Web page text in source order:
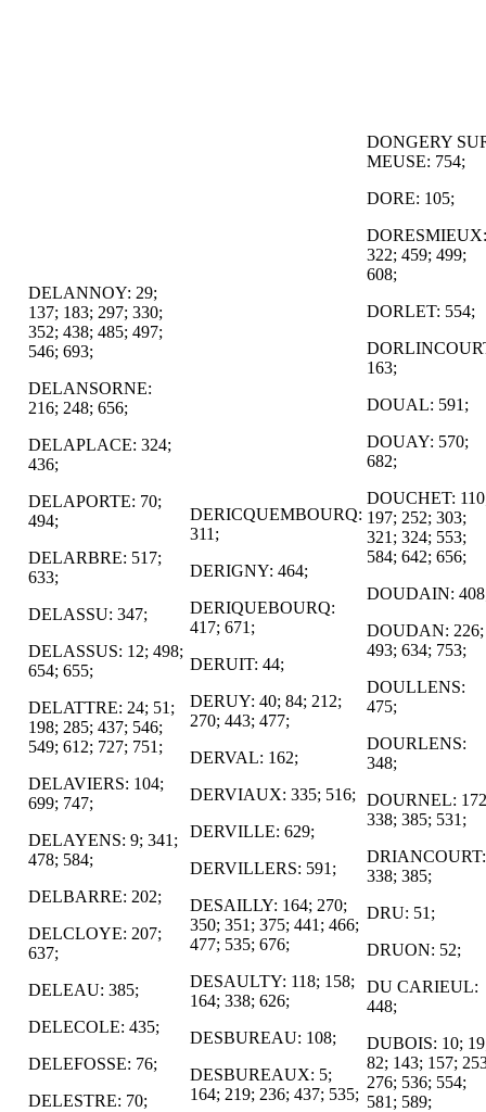
DELANNOY: 29;
137; 183; 297; 330;
352; 438; 485; 497;
546; 693;
DELANSORNE:
216; 248; 656;
DELAPLACE: 324;
436;
DELAPORTE: 70;
494;
DELARBRE: 517;
633;
DELASSU: 347;
DELASSUS: 12; 498;
654; 655;
DELATTRE: 24; 51;
198; 285; 437; 546;
549; 612; 727; 751;
DELAVIERS: 104;
699; 747;
DELAYENS: 9; 341;
478; 584;
DELBARRE: 202;
DELCLOYE: 207;
637;
DELEAU: 385;
DELECOLE: 435;
DELEFOSSE: 76;
DELESTRE: 70;
DERICQUEMBOURQ:
311;
DERIGNY: 464;
DERIQUEBOURQ:
417; 671;
DERUIT: 44;
DERUY: 40; 84; 212;
270; 443; 477;
DERVAL: 162;
DERVIAUX: 335; 516;
DERVILLE: 629;
DERVILLERS: 591;
DESAILLY: 164; 270;
350; 351; 375; 441; 466;
477; 535; 676;
DESAULTY: 118; 158;
164; 338; 626;
DESBUREAU: 108;
DESBUREAUX: 5;
164; 219; 236; 437; 535;
DONGERY
MEUSE: 754;
DORE: 105;
DORESMIEUX:
322; 459; 499;
608;
DORLET: 554;
163;
DOUAL: 591;
DOUAY: 570;
682;
DOUCHET:
197; 252; 303;
321; 324; 553;
584; 642; 656;
DOUDAIN:
DOUDAN: 226;
493; 634; 753;
DOULLENS:
475;
DOURLENS:
348;
DOURNEL:
338; 385; 531;
DRIANCOURT:
338; 385;
DRU: 51;
DRUON: 52;
DU CARIEUL:
448;
DUBOIS: 10;
82; 143; 157;
276; 536; 554;
581; 589;